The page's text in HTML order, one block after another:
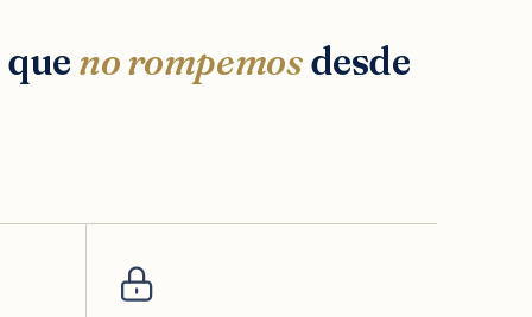
no rompemosdesde